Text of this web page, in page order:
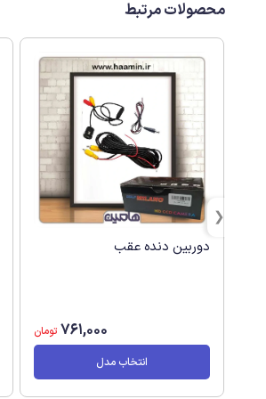
محصولات مرتبط
دوربین دنده عقب
761,000 تومان
انتخاب مدل